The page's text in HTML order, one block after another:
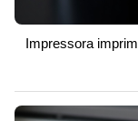
Impressora